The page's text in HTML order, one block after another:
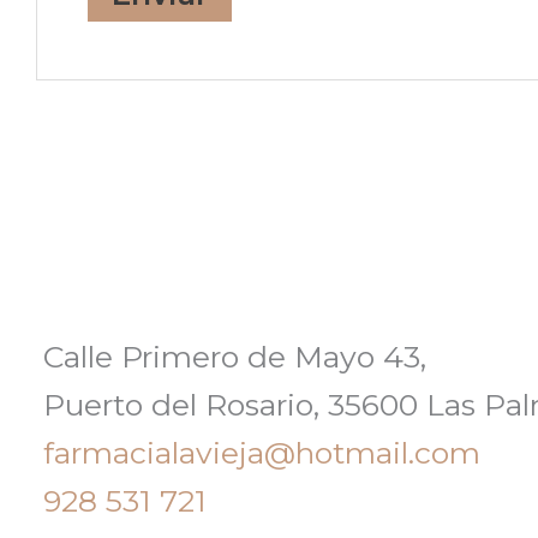
Calle Primero de Mayo 43,
Puerto del Rosario, 35600 Las
farmacialavieja@hotmail.com
928 531 721